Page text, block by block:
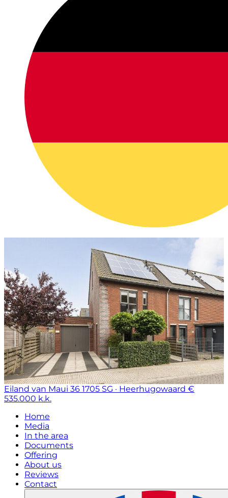
Eiland van Maui 36 1705 SG · Heerhugowaard €
535.000 k.k.
Home
Media
In the area
Documents
Offering
About us
Reviews
Contact